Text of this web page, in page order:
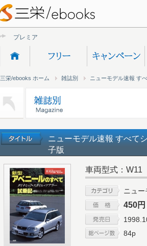
プレミアムオンラ
三栄/ebooks ホーム 雑誌別 ニューモデル速報 す
ニューモデル速報 すべて
子版
車両型式：
ニュ
450円
84p